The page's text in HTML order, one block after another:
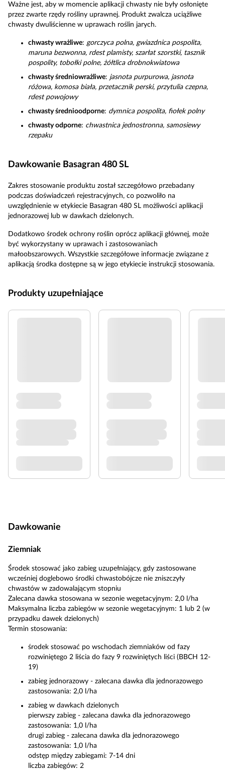
Ważne jest, aby w momencie aplikacji chwasty nie były osłonięte
przez zwarte rzędy rośliny uprawnej. Produkt zwalcza uciążliwe
chwasty dwuliścienne w uprawach roślin jarych.
chwasty wrażliwe: gorczyca polna, gwiazdnica pospolita,
maruna bezwonna, rdest plamisty, szarłat szorstki, tasznik
pospolity, tobołki polne, żółtlica drobnokwiatowa
chwasty średniowrażliwe: jasnota purpurowa, jasnota
różowa, komosa biała, przetacznik perski, przytulia czepna,
rdest powojowy
chwasty średnioodporne: dymnica pospolita, fiołek polny
chwasty odporne: chwastnica jednostronna, samosiewy
rzepaku
Dawkowanie Basagran 480 SL
Zakres stosowanie produktu został szczegółowo przebadany
podczas doświadczeń rejestracyjnych, co pozwoliło na
uwzględnienie w etykiecie Basagran 480 SL możliwości aplikacji
jednorazowej lub w dawkach dzielonych.
Dodatkowo środek ochrony roślin oprócz aplikacji głównej, może
być wykorzystany w uprawach i zastosowaniach
małoobszarowych. Wszystkie szczegółowe informacje związane z
aplikacją środka dostępne są w jego etykiecie instrukcji stosowania.
Produkty uzupełniające
Dawkowanie
Ziemniak
Środek stosować jako zabieg uzupełniający, gdy zastosowane
wcześniej doglebowo środki chwastobójcze nie zniszczyły
chwastów w zadowalającym stopniu
Zalecana dawka stosowana w sezonie wegetacyjnym: 2,0 l/ha
Maksymalna liczba zabiegów w sezonie wegetacyjnym: 1 lub 2 (w
przypadku dawek dzielonych)
Termin stosowania:
środek stosować po wschodach ziemniaków od fazy
rozwiniętego 2 liścia do fazy 9 rozwiniętych liści (BBCH 12-
19)
zabieg jednorazowy - zalecana dawka dla jednorazowego
zastosowania: 2,0 l/ha
zabieg w dawkach dzielonych
pierwszy zabieg - zalecana dawka dla jednorazowego
zastosowania: 1,0 l/ha
drugi zabieg - zalecana dawka dla jednorazowego
zastosowania: 1,0 l/ha
odstęp między zabiegami: 7-14 dni
liczba zabiegów: 2